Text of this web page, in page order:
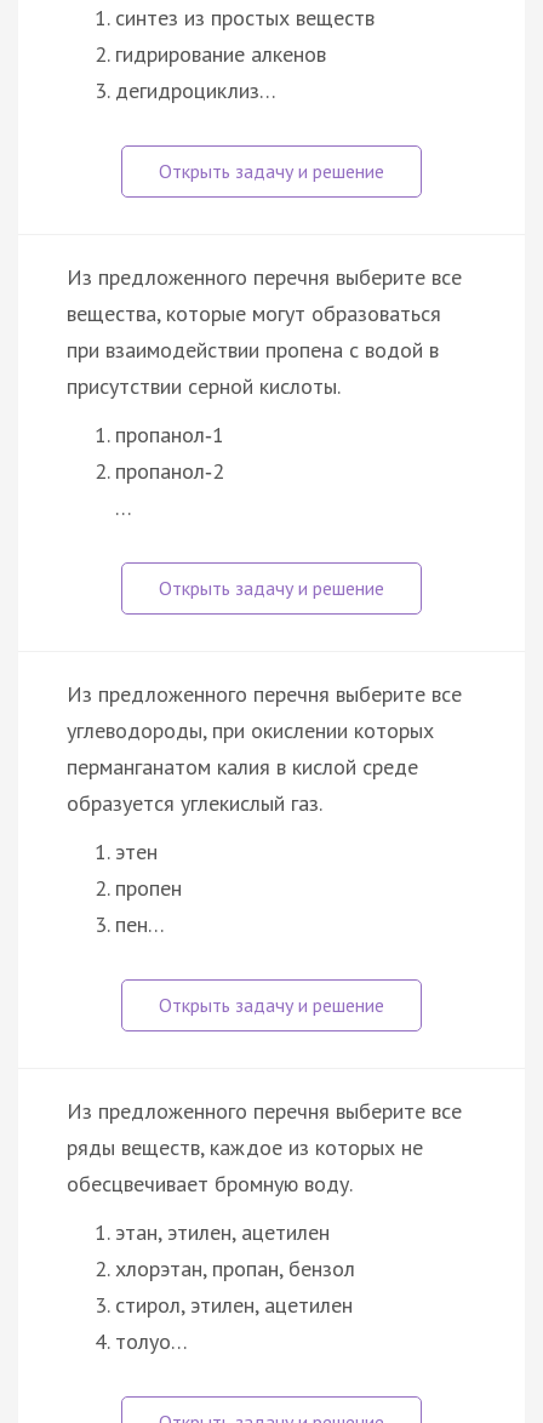
синтез из простых веществ
гидрирование алкенов
дегидроциклиз…
Из предложенного перечня выберите все
вещества, которые могут образоваться
при взаимодействии пропена с водой в
присутствии серной кислоты.
пропанол‑1
пропанол‑2
…
Из предложенного перечня выберите все
углеводороды, при окислении которых
перманганатом калия в кислой среде
образуется углекислый газ.
этен
пропен
пен…
Из предложенного перечня выберите все
ряды веществ, каждое из которых не
обесцвечивает бромную воду.
этан, этилен, ацетилен
хлорэтан, пропан, бензол
стирол, этилен, ацетилен
толуо…